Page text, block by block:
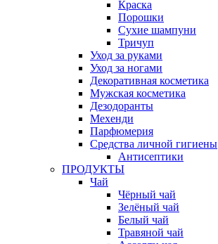
Краска
Порошки
Сухие шампуни
Тричуп
Уход за руками
Уход за ногами
Декоративная косметика
Мужская косметика
Дезодоранты
Мехенди
Парфюмерия
Средства личной гигиены
Антисептики
ПРОДУКТЫ
Чай
Чёрный чай
Зелёный чай
Белый чай
Травяной чай